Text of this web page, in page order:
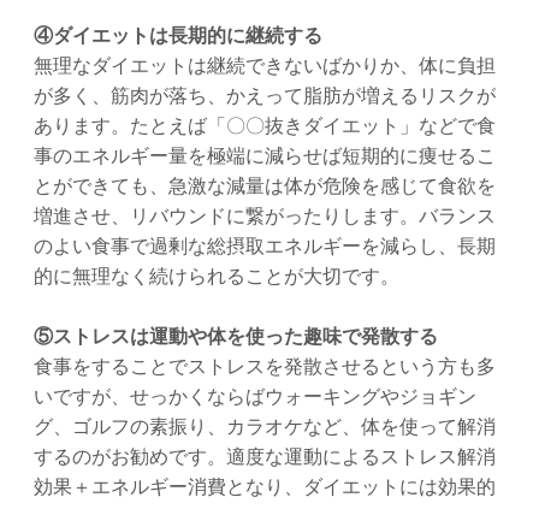
④ダイエットは長期的に継続する
無理なダイエットは継続できないばかりか、体に負担
が多く、筋肉が落ち、かえって脂肪が増えるリスクが
あります。たとえば「〇〇抜きダイエット」などで食
事のエネルギー量を極端に減らせば短期的に痩せるこ
とができても、急激な減量は体が危険を感じて食欲を
増進させ、リバウンドに繋がったりします。バランス
のよい食事で過剰な総摂取エネルギーを減らし、長期
的に無理なく続けられることが大切です。
⑤ストレスは運動や体を使った趣味で発散する
食事をすることでストレスを発散させるという方も多
いですが、せっかくならばウォーキングやジョギン
グ、ゴルフの素振り、カラオケなど、体を使って解消
するのがお勧めです。適度な運動によるストレス解消
効果＋エネルギー消費となり、ダイエットには効果的